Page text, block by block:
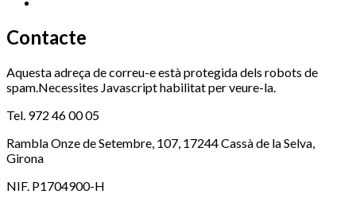
Contacte
Aquesta adreça de correu-e està protegida dels robots de
spam.Necessites Javascript habilitat per veure-la.
Tel. 972 46 00 05
Rambla Onze de Setembre, 107, 17244 Cassà de la Selva,
Girona
NIF. P1704900-H